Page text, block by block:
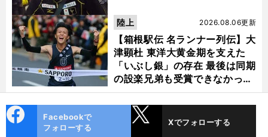
【箱根駅伝 名ランナー列伝】大
津顕杜 東洋大黄金期を支えた
「いぶし銀」の存在 最後は同期
の設楽兄弟も受賞できなかった
金栗杯に輝く
2026.08.06更新
陸上
ok
Facebookで
フォローする
Xでフォローする